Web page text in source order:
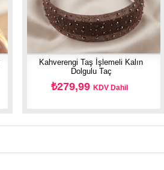
Kahverengi Taş İşlemeli Kalın
Dolgulu Taç
₺279,99KDV Dahil